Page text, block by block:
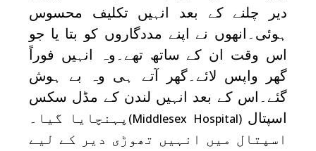
دیر چلنے کے بعد انہیں تکلیف محسوس
ہوئی۔انھوں نے اپنے مددگاروں کو بتا یا جو
اس وقت ان کے ساتھ تھے۔وہ انہیں فوراً
گھر واپس لائے۔گھر آتے ہی وہ بے ہوش
گئے۔اس کے بعد انہیں لندن کے مڈل سکس
اسپتال (Middlesex Hospital) پہنچایا گیا۔
اسپتال میں انہیں تھوڑی دیر کے لیے